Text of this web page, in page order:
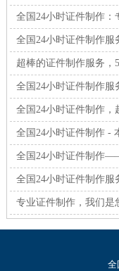
全国24小时证件制作：
全国24小时证件制作服
超棒的证件制作服务，
全国24小时证件制作服
全国24小时证件制作，
全国24小时证件制作 -
全国24小时证件制作
全国24小时证件制作服
专业证件制作，我们是
全